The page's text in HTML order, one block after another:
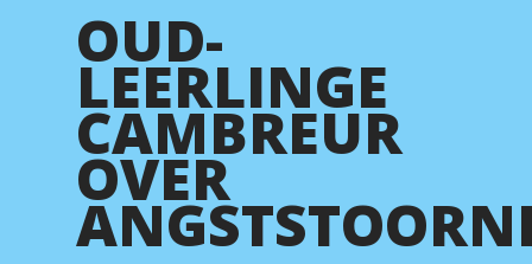
OUD-
LEERLINGE
CAMBREUR
OVER